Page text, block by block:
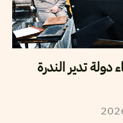
دولة تدير الندرة